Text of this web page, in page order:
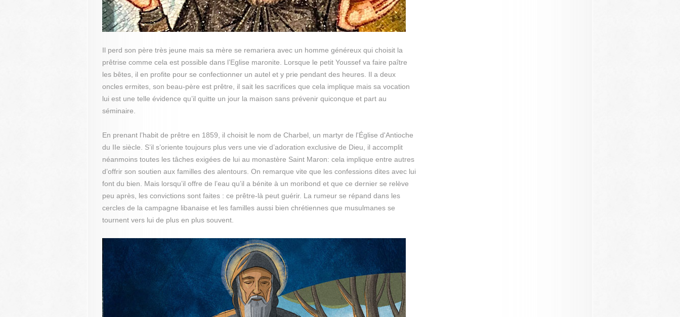
Il perd son père très jeune mais sa mère se remariera avec un homme généreux qui choisit la
prêtrise comme cela est possible dans l’Eglise maronite. Lorsque le petit Youssef va faire paître
les bêtes, il en profite pour se confectionner un autel et y prie pendant des heures. Il a deux
oncles ermites, son beau-père est prêtre, il sait les sacrifices que cela implique mais sa vocation
lui est une telle évidence qu’il quitte un jour la maison sans prévenir quiconque et part au
séminaire.
En prenant l’habit de prêtre en 1859, il choisit le nom de Charbel, un martyr de l'Église d'Antioche
du IIe siècle. S’il s’oriente toujours plus vers une vie d’adoration exclusive de Dieu, il accomplit
néanmoins toutes les tâches exigées de lui au monastère Saint Maron: cela implique entre autres
d’offrir son soutien aux familles des alentours. On remarque vite que les confessions dites avec lui
font du bien. Mais lorsqu’il offre de l’eau qu’il a bénite à un moribond et que ce dernier se relève
peu après, les convictions sont faites : ce prêtre-là peut guérir. La rumeur se répand dans les
cercles de la campagne libanaise et les familles aussi bien chrétiennes que musulmanes se
tournent vers lui de plus en plus souvent.